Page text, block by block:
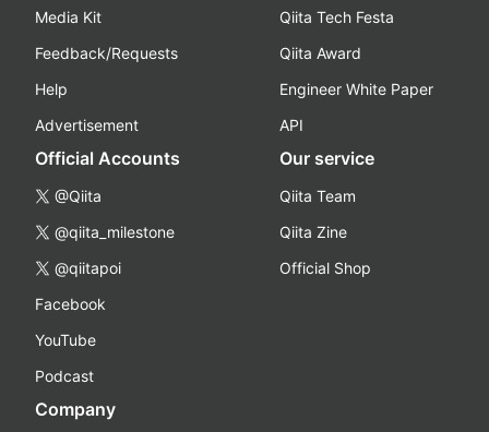
Media Kit
Feedback/Requests
Help
Advertisement
Qiita Tech Festa
Qiita Award
Engineer White Paper
API
Official Accounts
@Qiita
@qiita_milestone
@qiitapoi
Facebook
YouTube
Podcast
Our service
Qiita Team
Qiita Zine
Official Shop
Company